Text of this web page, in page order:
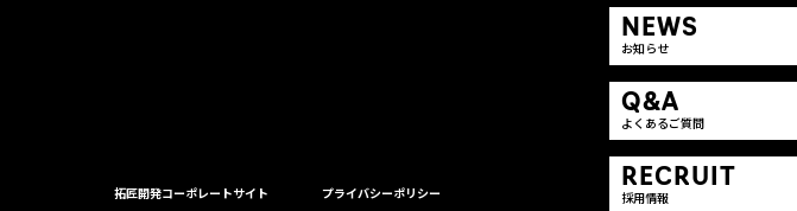
NEWS
お知らせ
Q&A
よくあるご質問
RECRUIT
採用情報
拓匠開発コーポレートサイト プライバシーポリシー